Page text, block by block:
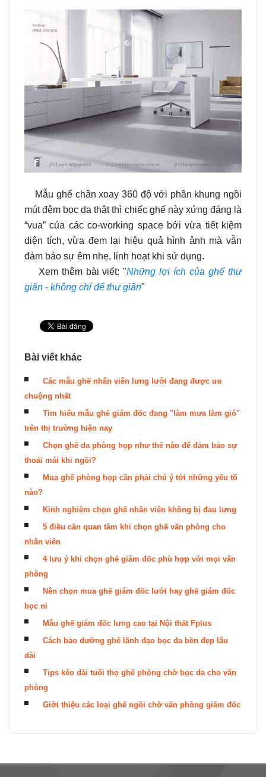
Mẫu ghế chân xoay 360 độ với phần khung ngồi
mút đệm bọc da thật thì chiếc ghế này xứng đáng là
“vua” của các co-working space bởi vừa tiết kiệm
diện tích, vừa đem lại hiệu quả hình ảnh mà vẫn
đảm bảo sự êm nhẹ, linh hoạt khi sử dụng.
Xem thêm bài viết: "Những lợi ích của ghế thư
giãn - không chỉ để thư giãn"
Bài viết khác
Các mẫu ghế nhân viên lưng lưới đang được ưa
chuộng nhất
Tìm hiểu mẫu ghế giám đốc đang "làm mưa làm gió"
trên thị trường hiện nay
Chọn ghế da phòng họp như thế nào để đảm bảo sự
thoải mái khi ngồi?
Mua ghế phòng họp cần phải chú ý tới những yếu tố
nào?
Kinh nghiệm chọn ghế nhân viên không bị đau lưng
5 điều cần quan tâm khi chọn ghế văn phòng cho
nhân viên
4 lưu ý khi chọn ghế giám đốc phù hợp với mọi văn
phòng
Nên chọn mua ghế giám đốc lưới hay ghế giám đốc
bọc nỉ
Mẫu ghế giám đốc lưng cao tại Nội thất Fplus
Cách bảo dưỡng ghế lãnh đạo bọc da bền đẹp lâu
dài
Tips kéo dài tuổi thọ ghế phòng chờ bọc da cho văn
phòng
Giới thiệu các loại ghế ngồi chờ văn phòng giám đốc